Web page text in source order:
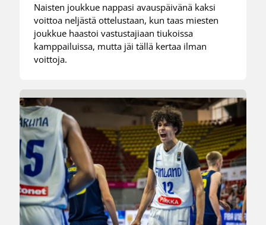
Naisten joukkue nappasi avauspäivänä kaksi
voittoa neljästä ottelustaan, kun taas miesten
joukkue haastoi vastustajiaan tiukoissa
kamppailuissa, mutta jäi tällä kertaa ilman
voittoja.